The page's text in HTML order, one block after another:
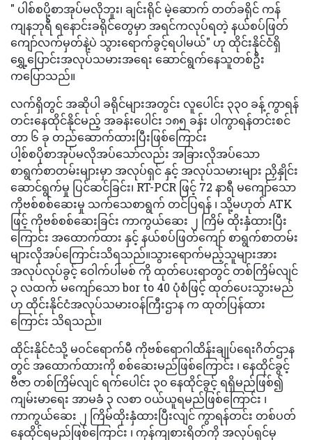
" ပါစ်စပို့စာအုပ်မလိုဘူး၊ ချင်းရိုင် မဲ့ဆောက် တတ်ခရိုင် ကန်
ကျနဘုရီ ရနောင်းခရိုင်တွေမှာ အရင်ကလုပ်ရတဲ့ နယ်စပ်ဖြတ်
ကျော်လက်မှတ်နဲ့ပဲ သွားရောက်ခွင့်ရပါမယ်" ဟု ထိုင်းနိုင်ငံရှိ
ရွှေ့ပြောင်းအလုပ်သမား‌အရေး ဆောင်ရွက်နေသူတစ်ဦး
က‌ပြောသည်။
လက်ရှိတွင် အဆိုပါ ခရိုင်များအတွင်း လူပေါင်း ၃၃၀ ခန့် ကွာရန်
တင်းနေထိုင်နိုင်မည့် အခန်းပေါင်း ၁၈၅ ခန်း ပါကွာရန်တင်းစင်
တာ ၆ ခု တည်ဆောက်ထားပြီးဖြစ်ကြောင်း
ပါ့စ်စပိုစာအုပ်မလိုအပ်သော်လည်း အခြားလိုအပ်သော
စာရွက်စာတမ်းများမှာ အလုပ်ရှင် နှင့် အလုပ်သမားများ ညှိနှိုင်း
ဆောင်ရွက်မှု ပြင်ဆင်ခြင်း၊ RT-PCR ဖြင့် 72 နာရီ မကျော်သော
ကိုဗစ်စစ်ဆေးမှု သက်သေစာရွက် တင်ပြရန် ၊ သို့မဟုတ် ATK
ဖြင့် ကိုဗစ်စစ်ဆေးခြင်း ကာကွယ်ဆေး ၂ ကြိမ် ထိုးနှံထားပြီး
ကြောင်း အထောက်ထား နှင့် နယ်စပ်ဖြတ်ကျော် စာရွက်စာတမ်း
များလိုအပ်ကြောင်းသိရသည်။သွားရောက်မည့်သူများအား
အလုပ်လုပ်ခွင့် ဝေါက်ပါမစ် ကို ထုတ်ပေးရာတွင် တစ်ကြိမ်လျင်
၃ လထက် မကျော်သော bor to 40 ပုံစံဖြင့် ထုတ်ပေးသွားမည်
ဟု ထိုင်းနိုင်ငံအလုပ်သမားဝန်ကြီးဌာန က ထုတ်ပြန်ထား
ကြောင်း သိရသည်။
ထိုင်းနိုင်ငံသို့ မဝင်ရောက်မီ ကိုဗစ်ရောဂါထိန်းချုပ်ရေးဂိတ်ဌာန
တွင် အထောက်ထားကို စစ်ဆေးမည်ဖြစ်ကြောင်း ၊ နေထိုင်ခွင့်
ဗီဇာ တစ်ကြိမ်လျင် ရက်ပေါင်း ၃၀ နေထိုင်ခွင့် ရရှိမည်ဖြစ်၍
ကျမ်းမာရေး အာမခံ ၃ လစာ ဝယ်ယူရမည်ဖြစ်ကြောင်း ၊
ကာကွယ်ဆေး ၂ ကြိမ်ထိုးနှံထားပြီးလျင် ကွာရန်တင်း တစ်ပတ်
နေထိုင်ရမည်ဖြစ်ကြောင်း ၊ ကုန်ကျစားရိတ်ကို အလုပ်ရှင်မှ